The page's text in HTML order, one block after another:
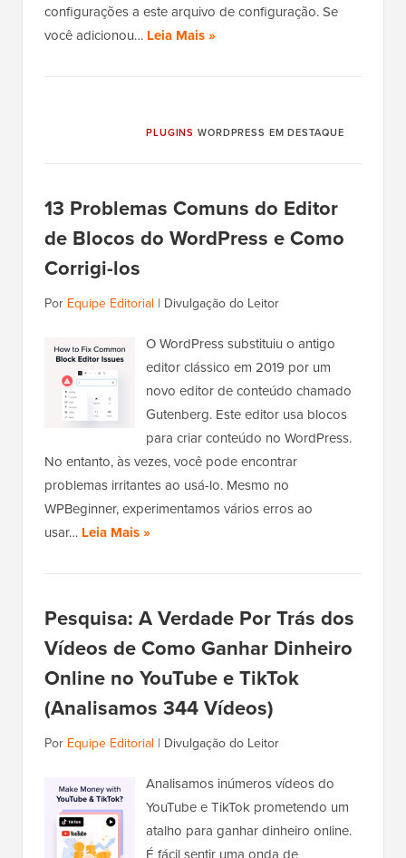
configurações a este arquivo de configuração. Se
você adicionou… Leia Mais »
PLUGINS WORDPRESS EM DESTAQUE
13 Problemas Comuns do Editor
de Blocos do WordPress e Como
Corrigi-los
Por Equipe Editorial | Divulgação do Leitor
O WordPress substituiu o antigo
editor clássico em 2019 por um
novo editor de conteúdo chamado
Gutenberg. Este editor usa blocos
para criar conteúdo no WordPress.
No entanto, às vezes, você pode encontrar
problemas irritantes ao usá-lo. Mesmo no
WPBeginner, experimentamos vários erros ao
usar… Leia Mais »
Pesquisa: A Verdade Por Trás dos
Vídeos de Como Ganhar Dinheiro
Online no YouTube e TikTok
(Analisamos 344 Vídeos)
Por Equipe Editorial | Divulgação do Leitor
Analisamos inúmeros vídeos do
YouTube e TikTok prometendo um
atalho para ganhar dinheiro online.